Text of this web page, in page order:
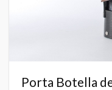
Porta Botella